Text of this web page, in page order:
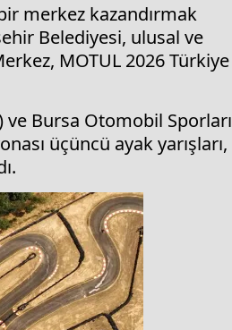
merkez kazandırmak
Belediyesi, ulusal ve
MOTUL 2026 Türkiye
ve Bursa Otomobil Sporları
üçüncü ayak yarışları,